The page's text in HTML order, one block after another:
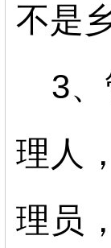
不是
3
理人
理员